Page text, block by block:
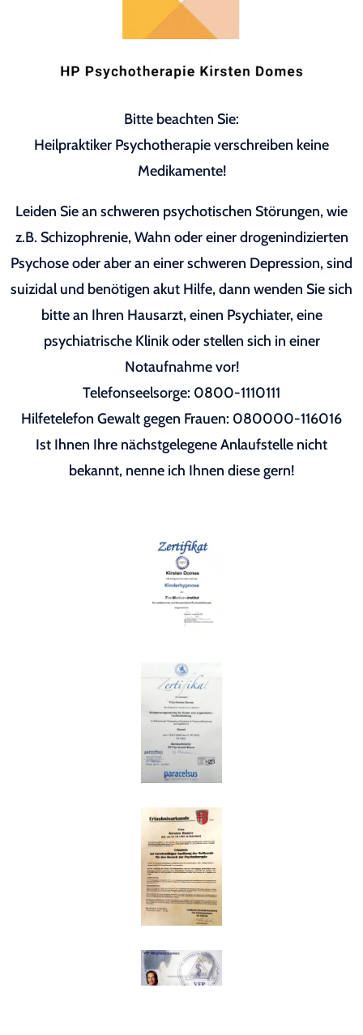
Bitte beachten Sie:
Heilpraktiker Psychotherapie verschreiben keine
Medikamente!
Leiden Sie an schweren psychotischen Störungen, wie
z.B. Schizophrenie, Wahn oder einer drogenindizierten
Psychose oder aber an einer schweren Depression, sind
suizidal und benötigen akut Hilfe, dann wenden Sie sich
bitte an Ihren Hausarzt, einen Psychiater, eine
psychiatrische Klinik oder stellen sich in einer
Notaufnahme vor!
Telefonseelsorge: 0800-1110111
Hilfetelefon Gewalt gegen Frauen: 080000-116016
Ist Ihnen Ihre nächstgelegene Anlaufstelle nicht
bekannt, nenne ich Ihnen diese gern!